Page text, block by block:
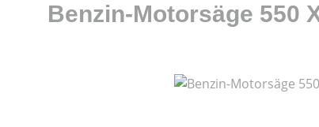
Benzin-Motorsäge 550
Bildergalerie überspringen